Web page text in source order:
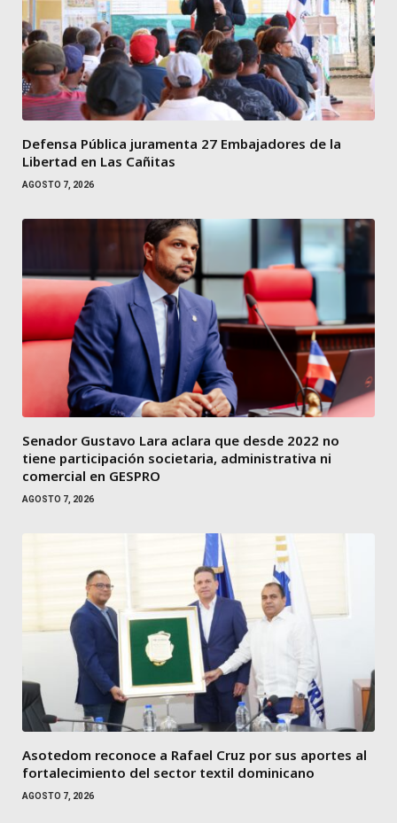
Defensa Pública juramenta 27 Embajadores de la
Libertad en Las Cañitas
AGOSTO 7, 2026
Senador Gustavo Lara aclara que desde 2022 no
tiene participación societaria, administrativa ni
comercial en GESPRO
AGOSTO 7, 2026
Asotedom reconoce a Rafael Cruz por sus aportes al
fortalecimiento del sector textil dominicano
AGOSTO 7, 2026